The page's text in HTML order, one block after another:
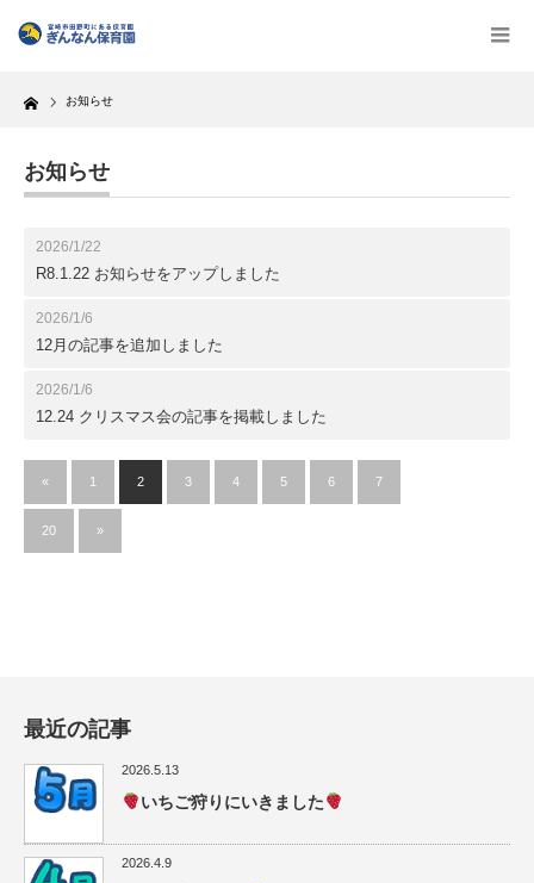
Home お知らせ
お知らせ
2026/1/22
R8.1.22 お知らせをアップしました
2026/1/6
12月の記事を追加しました
2026/1/6
12.24 クリスマス会の記事を掲載しました
« 1 2 3 4 5 6 7
20 »
最近の記事
2026.5.13
いちご狩りにいきました
2026.4.9